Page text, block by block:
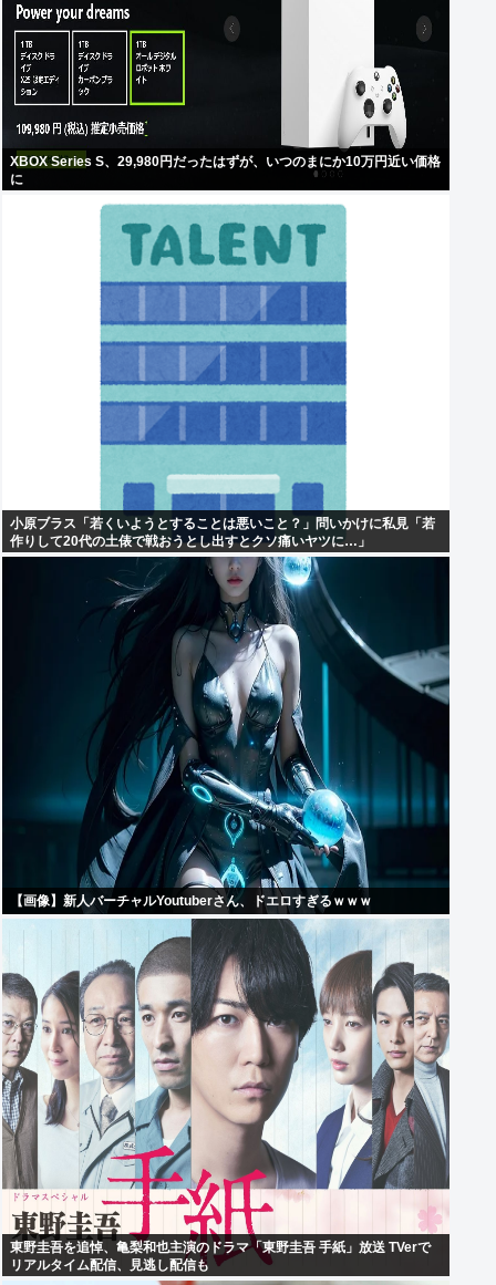
XBOX Series S、29,980円だったはずが、いつのまにか10万円近い価格
に
小原ブラス「若くいようとすることは悪いこと？」問いかけに私見「若
作りして20代の土俵で戦おうとし出すとクソ痛いヤツに…」
【画像】新人バーチャルYoutuberさん、ドエロすぎるｗｗｗ
東野圭吾を追悼、亀梨和也主演のドラマ「東野圭吾 手紙」放送 TVerで
リアルタイム配信、見逃し配信も